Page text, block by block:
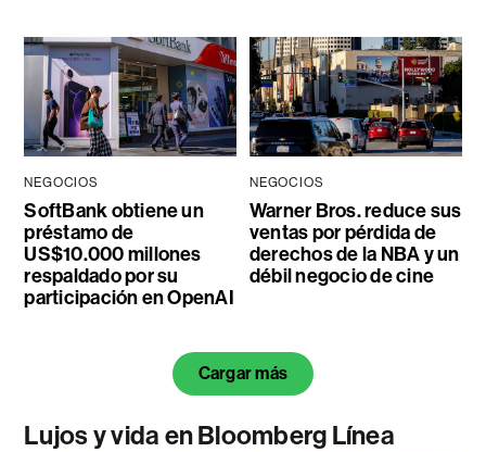
NEGOCIOS
SoftBank obtiene un
préstamo de
US$10.000 millones
respaldado por su
participación en OpenAI
NEGOCIOS
Warner Bros. reduce sus
ventas por pérdida de
derechos de la NBA y un
débil negocio de cine
Cargar más
Lujos y vida en Bloomberg Línea